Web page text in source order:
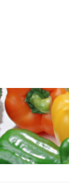
ス
キ
ッ
プ
ン
に
移
動